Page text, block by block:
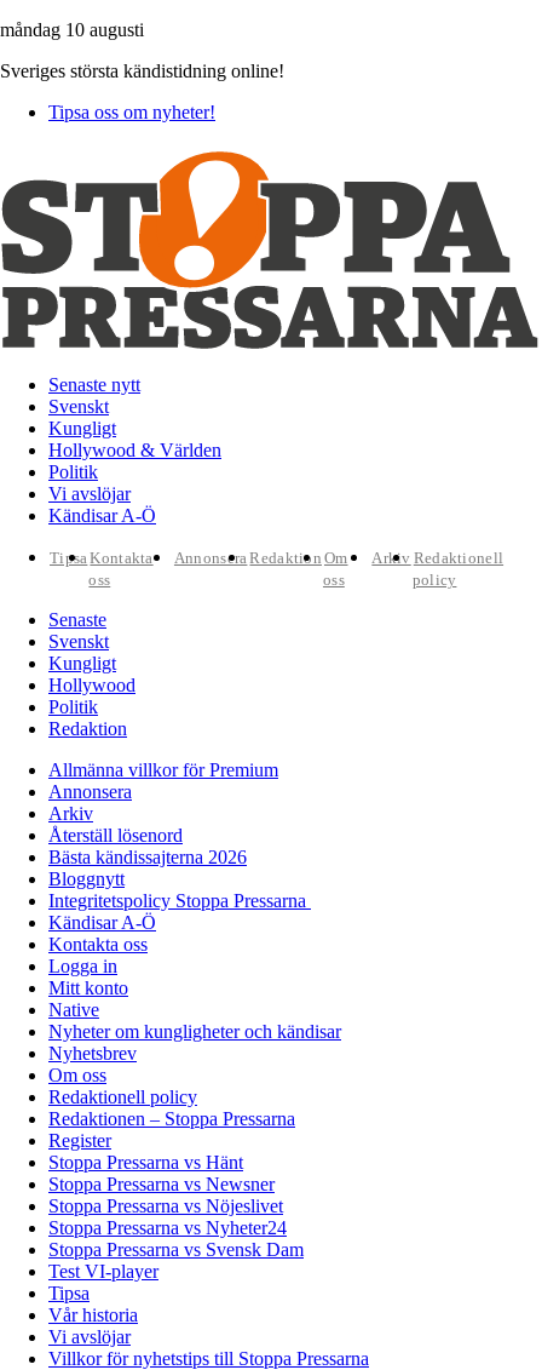
måndag 10 augusti
Sveriges största kändistidning online!
Tipsa oss om nyheter!
Senaste nytt
Svenskt
Kungligt
Hollywood & Världen
Politik
Vi avslöjar
Kändisar A-Ö
TipsaKontakta
oss
AnnonseraRedaktion Om
oss
Arkiv Redaktionell
policy
Senaste
Svenskt
Kungligt
Hollywood
Politik
Redaktion
Allmänna villkor för Premium
Annonsera
Arkiv
Återställ lösenord
Bästa kändissajterna 2026
Bloggnytt
Integritetspolicy Stoppa Pressarna
Kändisar A-Ö
Kontakta oss
Logga in
Mitt konto
Native
Nyheter om kungligheter och kändisar
Nyhetsbrev
Om oss
Redaktionell policy
Redaktionen – Stoppa Pressarna
Register
Stoppa Pressarna vs Hänt
Stoppa Pressarna vs Newsner
Stoppa Pressarna vs Nöjeslivet
Stoppa Pressarna vs Nyheter24
Stoppa Pressarna vs Svensk Dam
Test VI-player
Tipsa
Vår historia
Vi avslöjar
Villkor för nyhetstips till Stoppa Pressarna